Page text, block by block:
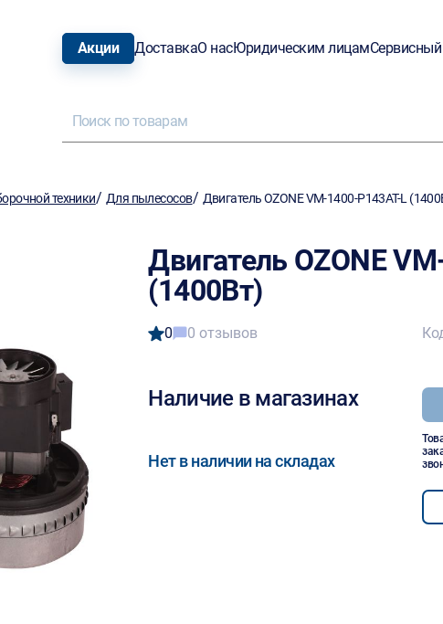
Акции ДоставкаО насЮридическим лицам
техники/ Для пылесосов/ Двигатель OZONE VM-1400-P143AT-L
Двигатель OZONE
(1400Вт)
0 0 отзывов
Наличие в магазинах
Нет в наличии на складах